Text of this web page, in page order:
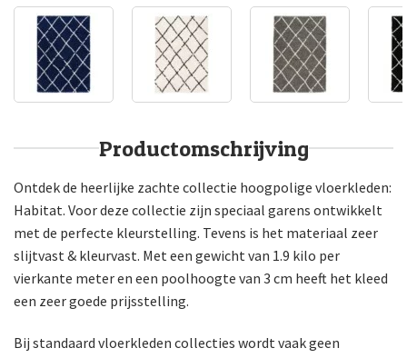
Productomschrijving
Ontdek de heerlijke zachte collectie hoogpolige vloerkleden:
Habitat. Voor deze collectie zijn speciaal garens ontwikkelt
met de perfecte kleurstelling. Tevens is het materiaal zeer
slijtvast & kleurvast. Met een gewicht van 1.9 kilo per
vierkante meter en een poolhoogte van 3 cm heeft het kleed
een zeer goede prijsstelling.
Bij standaard vloerkleden collecties wordt vaak geen